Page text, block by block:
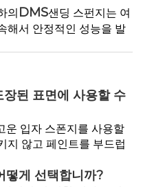
의 DMS샌딩 스펀지는 여
해서 안정적인 성능을 발
장된 표면에 사용할 수
운 입자 스폰지를 사용할
지 않고 페인트를 부드럽
떻게 선택합니까?